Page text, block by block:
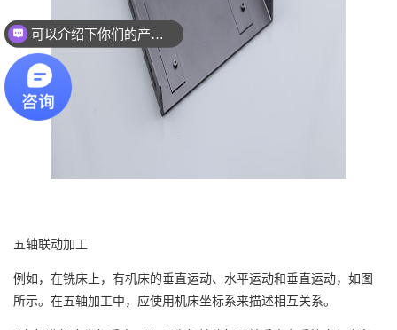
五轴联动加工
例如，在铣床上，有机床的垂直运动、水平运动和垂直运动，如图
所示。在五轴加工中，应使用机床坐标系来描述相互关系。